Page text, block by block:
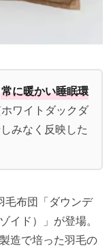
常に暖かい睡眠環
ワイトダックダ
みなく反映した
毛布団「ダウンデ
イド）」が登場。
造で培った羽毛の